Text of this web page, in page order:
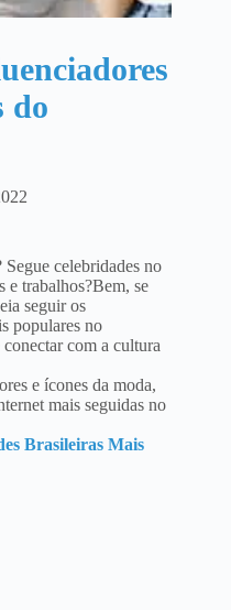
do
Segue celebridades no
e trabalhos?Bem, se
seguir os
populares no
com a cultura
e ícones da moda,
mais seguidas no
Brasileiras Mais